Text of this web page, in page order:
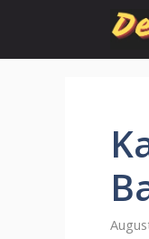
content